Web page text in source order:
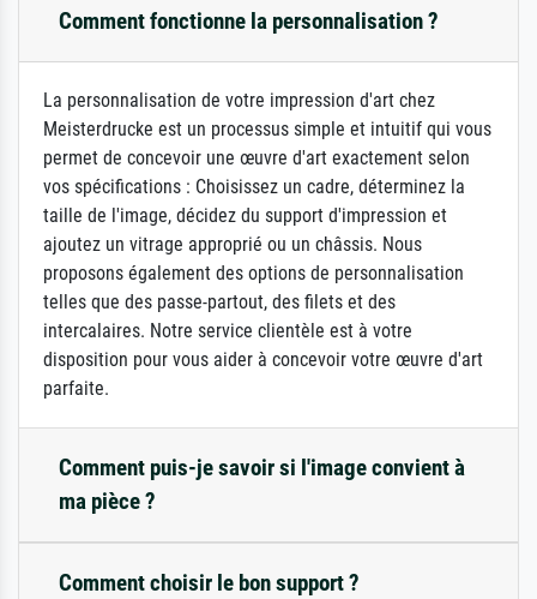
Comment fonctionne la personnalisation ?
La personnalisation de votre impression d'art chez
Meisterdrucke est un processus simple et intuitif qui vous
permet de concevoir une œuvre d'art exactement selon
vos spécifications : Choisissez un cadre, déterminez la
taille de l'image, décidez du support d'impression et
ajoutez un vitrage approprié ou un châssis. Nous
proposons également des options de personnalisation
telles que des passe-partout, des filets et des
intercalaires. Notre service clientèle est à votre
disposition pour vous aider à concevoir votre œuvre d'art
parfaite.
Comment puis-je savoir si l'image convient à
ma pièce ?
Comment choisir le bon support ?